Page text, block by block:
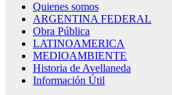
Quienes somos
ARGENTINA FEDERAL
Obra Pública
LATINOAMERICA
MEDIOAMBIENTE
Historia de Avellaneda
Información Útil